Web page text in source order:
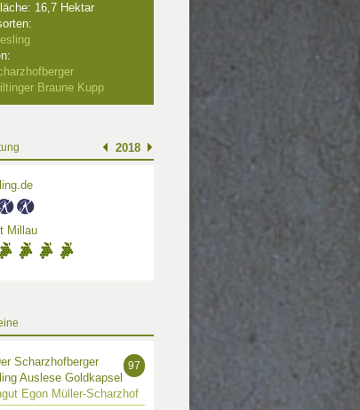
16,7 Hektar
Braune Kupp
2018
Millau
97
Scharzhofberger
Auslese Goldkapsel
Egon Müller-Scharzhof